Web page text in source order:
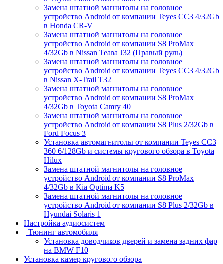
Замена штатной магнитолы на головное
устройство Android от компании Teyes CC3 4/32Gb
в Honda CR-V
Замена штатной магнитолы на головное
устройство Android от компании S8 ProMax
4/32Gb в Nissan Teana J32 (Правый руль)
Замена штатной магнитолы на головное
устройство Android от компании Teyes CC3 4/32Gb
в Nissan X-Trail T32
Замена штатной магнитолы на головное
устройство Android от компании S8 ProMax
4/32Gb в Toyota Camry 40
Замена штатной магнитолы на головное
устройство Android от компании S8 Plus 2/32Gb в
Ford Focus 3
Установка автомагнитолы от компании Teyes CC3
360 6/128Gb и системы кругового обзора в Toyota
Hilux
Замена штатной магнитолы на головное
устройство Android от компании S8 ProMax
4/32Gb в Kia Optima K5
Замена штатной магнитолы на головное
устройство Android от компании S8 Plus 2/32Gb в
Hyundai Solaris 1
Настройка аудиосистем
Тюнинг автомобиля
Установка доводчиков дверей и замена задних фар
на BMW F10
Установка камер кругового обзора